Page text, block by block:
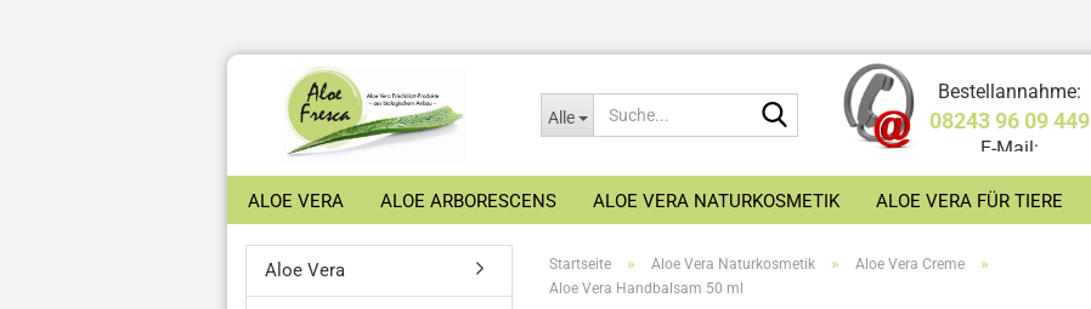
Alle
Suche...
Bestellannahme:
08243 96 09 449
E-Mail:
shop@aloe-
fresca.de
ALOE VERA ALOE ARBORESCENS ALOE VERA NATURKOSMETIK ALOE VERA FÜR TIERE
Startseite » Aloe Vera Naturkosmetik » Aloe Vera Creme »
Aloe Vera Handbalsam 50 ml
Aloe Vera